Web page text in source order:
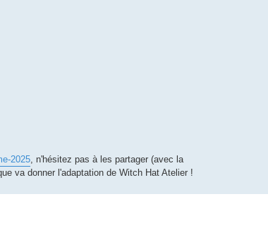
2025, n'hésitez pas à les partager (avec la
va donner l'adaptation de Witch Hat Atelier !